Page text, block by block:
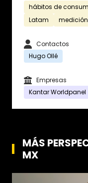
hábitos de
Latam
Contactos
Hugo Ollé
Empresas
Kantar Worldpanel
MÁS
MX